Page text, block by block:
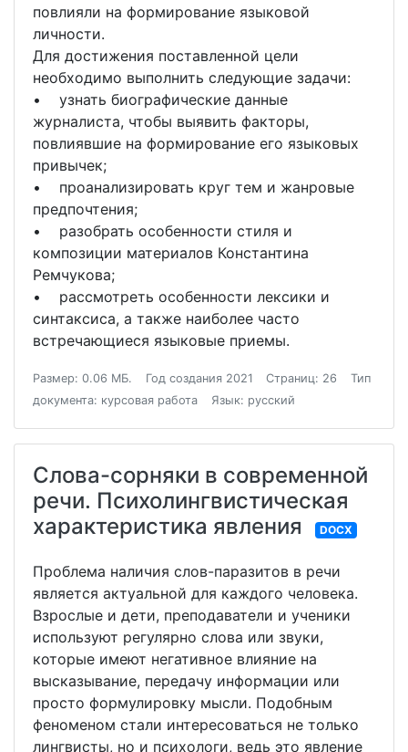
повлияли на формирование языковой
личности.
Для достижения поставленной цели
необходимо выполнить следующие задачи:
• узнать биографические данные
журналиста, чтобы выявить факторы,
повлиявшие на формирование его языковых
привычек;
• проанализировать круг тем и жанровые
предпочтения;
• разобрать особенности стиля и
композиции материалов Константина
Ремчукова;
• рассмотреть особенности лексики и
синтаксиса, а также наиболее часто
встречающиеся языковые приемы.
Размер: 0.06 МБ. Год создания 2021 Страниц: 26
Тип
документа: курсовая работа
Язык: русский
Слова-сорняки в современной
речи. Психолингвистическая
характеристика явления
DOCX
Проблема наличия слов-паразитов в речи
является актуальной для каждого человека.
Взрослые и дети, преподаватели и ученики
используют регулярно слова или звуки,
которые имеют негативное влияние на
высказывание, передачу информации или
просто формулировку мысли. Подобным
феноменом стали интересоваться не только
лингвисты, но и психологи, ведь это явление